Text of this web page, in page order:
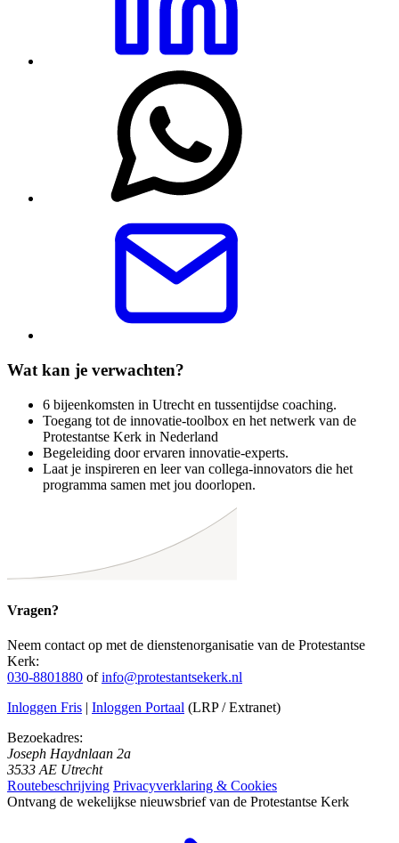
Wat kan je verwachten?
6 bijeenkomsten in Utrecht en tussentijdse coaching.
Toegang tot de innovatie-toolbox en het netwerk van de
Protestantse Kerk in Nederland
Begeleiding door ervaren innovatie-experts.
Laat je inspireren en leer van collega-innovators die het
programma samen met jou doorlopen.
Vragen?
Neem contact op met de dienstenorganisatie van de Protestantse
Kerk:
030-8801880 ofinfo@protestantsekerk.nl
Inloggen Fris | Inloggen Portaal (LRP / Extranet)
Bezoekadres:
Joseph Haydnlaan 2a
3533 AE Utrecht
Routebeschrijving Privacyverklaring & Cookies
Ontvang de wekelijkse nieuwsbrief van de Protestantse Kerk